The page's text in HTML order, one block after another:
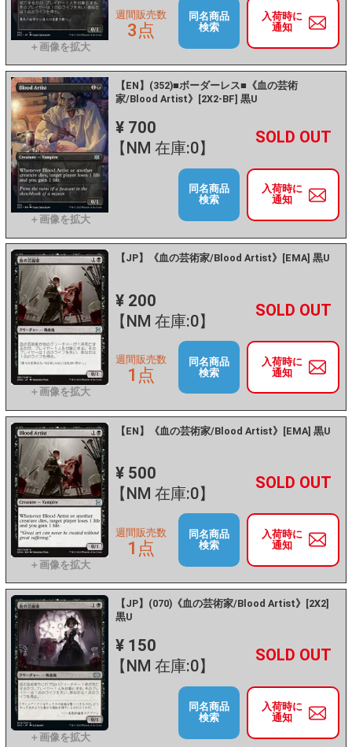
入荷時に
通知
週間販売数
3点
同名商品
検索
【EN】(352)■ボーダーレス■《血の芸術
家/Blood Artist》[2X2-BF] 黒U
¥ 700
【NM 在庫:0】
－ +
入荷時に
通知
同名商品
検索
【JP】《血の芸術家/Blood Artist》[EMA] 黒U
¥ 200
【NM 在庫:0】
－ +
入荷時に
通知
週間販売数
1点
同名商品
検索
【EN】《血の芸術家/Blood Artist》[EMA] 黒U
¥ 500
【NM 在庫:0】
－ +
入荷時に
通知
週間販売数
1点
同名商品
検索
【JP】(070)《血の芸術家/Blood Artist》[2X2]
黒U
¥ 150
【NM 在庫:0】
－ +
入荷時に
通知
同名商品
検索